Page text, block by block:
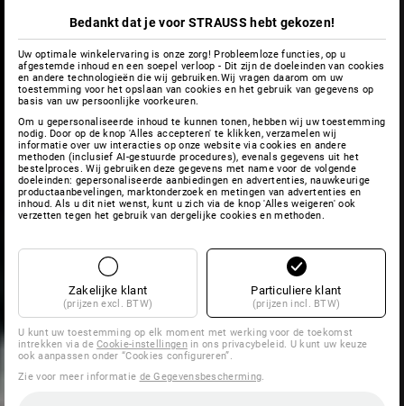
Bedankt dat je voor STRAUSS hebt gekozen!
Uw optimale winkelervaring is onze zorg! Probleemloze functies, op u
afgestemde inhoud en een soepel verloop - Dit zijn de doeleinden van cookies
en andere technologieën die wij gebruiken.Wij vragen daarom om uw
toestemming voor het opslaan van cookies en het gebruik van gegevens op
basis van uw persoonlijke voorkeuren.
Om u gepersonaliseerde inhoud te kunnen tonen, hebben wij uw toestemming
nodig. Door op de knop 'Alles accepteren' te klikken, verzamelen wij
informatie over uw interacties op onze website via cookies en andere
methoden (inclusief AI-gestuurde procedures), evenals gegevens uit het
bestelproces. Wij gebruiken deze gegevens met name voor de volgende
doeleinden: gepersonaliseerde aanbiedingen en advertenties, nauwkeurige
productaanbevelingen, marktonderzoek en metingen van advertenties en
inhoud. Als u dit niet wenst, kunt u zich via de knop 'Alles weigeren' ook
verzetten tegen het gebruik van dergelijke cookies en methoden.
Zakelijke klant
(prijzen excl. BTW)
Particuliere klant
(prijzen incl. BTW)
U kunt uw toestemming op elk moment met werking voor de toekomst
intrekken via deCookie-instellingenin ons privacybeleid. U kunt uw keuze
ook aanpassen onder “Cookies configureren”.
Zie voor meer informatie de Gegevensbescherming.